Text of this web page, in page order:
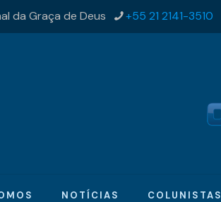
da Graça de Deus +55 21 2141-3510
NOTÍCIAS COLUNISTAS